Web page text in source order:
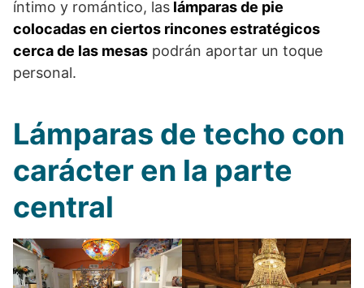
íntimo y romántico, las lámparas de pie
colocadas en ciertos rincones estratégicos
cerca de las mesas podrán aportar un toque
personal.
Lámparas de techo con
carácter en la parte
central